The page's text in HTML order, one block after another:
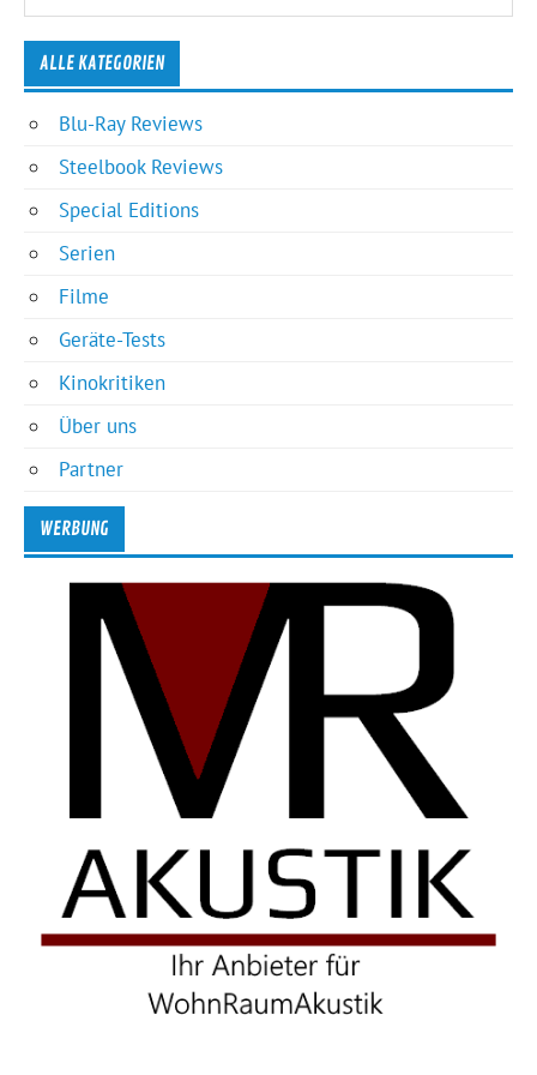
ALLE KATEGORIEN
Blu-Ray Reviews
Steelbook Reviews
Special Editions
Serien
Filme
Geräte-Tests
Kinokritiken
Über uns
Partner
WERBUNG